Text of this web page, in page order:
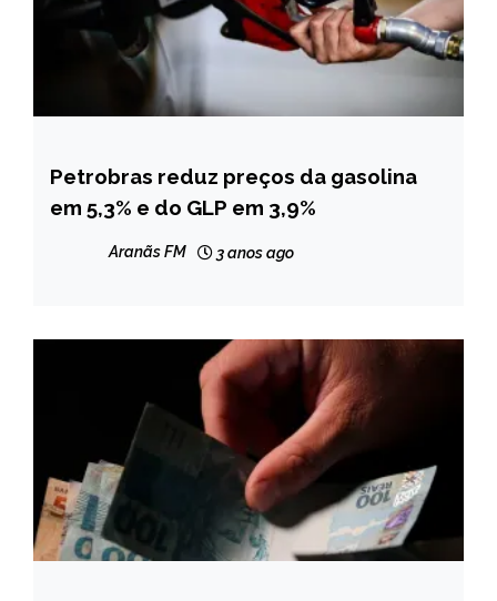
BRASIL
CAPELINHA
Petrobras reduz preços da gasolina
em 5,3% e do GLP em 3,9%
Aranãs FM 3 anos ago